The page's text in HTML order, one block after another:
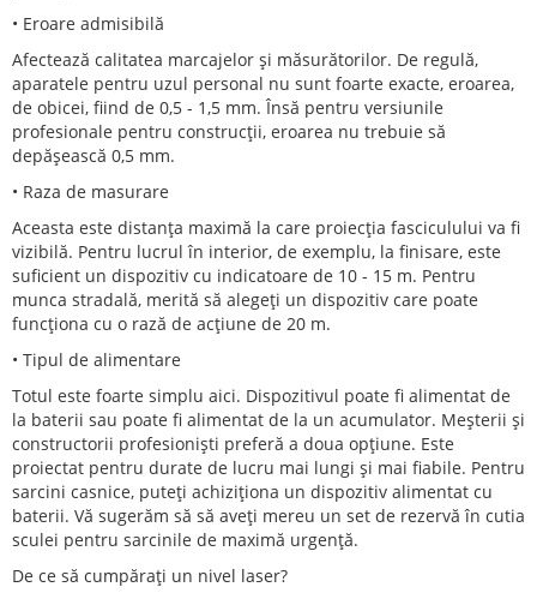
• Eroare admisibilă
Afectează calitatea marcajelor și măsurătorilor. De regulă,
aparatele pentru uzul personal nu sunt foarte exacte, eroarea,
de obicei, fiind de 0,5 - 1,5 mm. Însă pentru versiunile
profesionale pentru construcții, eroarea nu trebuie să
depășească 0,5 mm.
• Raza de masurare
Aceasta este distanța maximă la care proiecția fasciculului va fi
vizibilă. Pentru lucrul în interior, de exemplu, la finisare, este
suficient un dispozitiv cu indicatoare de 10 - 15 m. Pentru
munca stradală, merită să alegeți un dispozitiv care poate
funcționa cu o rază de acțiune de 20 m.
• Tipul de alimentare
Totul este foarte simplu aici. Dispozitivul poate fi alimentat de
la baterii sau poate fi alimentat de la un acumulator. Meșterii și
constructorii profesioniști preferă a doua opțiune. Este
proiectat pentru durate de lucru mai lungi și mai fiabile. Pentru
sarcini casnice, puteți achiziționa un dispozitiv alimentat cu
baterii. Vă sugerăm să să aveți mereu un set de rezervă în cutia
sculei pentru sarcinile de maximă urgență.
De ce să cumpărați un nivel laser?